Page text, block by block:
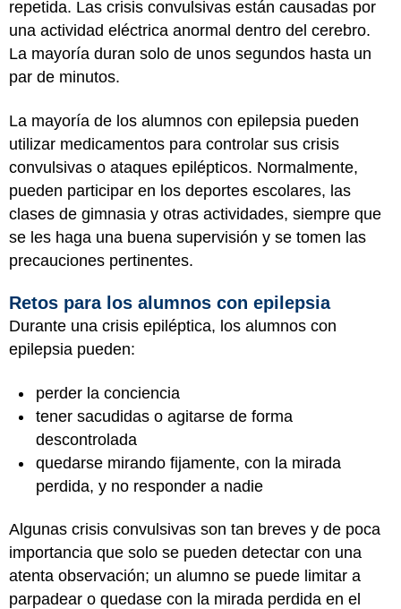
repetida. Las crisis convulsivas están causadas por
una actividad eléctrica anormal dentro del cerebro.
La mayoría duran solo de unos segundos hasta un
par de minutos.
La mayoría de los alumnos con epilepsia pueden
utilizar medicamentos para controlar sus crisis
convulsivas o ataques epilépticos. Normalmente,
pueden participar en los deportes escolares, las
clases de gimnasia y otras actividades, siempre que
se les haga una buena supervisión y se tomen las
precauciones pertinentes.
Retos para los alumnos con epilepsia
Durante una crisis epiléptica, los alumnos con
epilepsia pueden:
perder la conciencia
tener sacudidas o agitarse de forma
descontrolada
quedarse mirando fijamente, con la mirada
perdida, y no responder a nadie
Algunas crisis convulsivas son tan breves y de poca
importancia que solo se pueden detectar con una
atenta observación; un alumno se puede limitar a
parpadear o quedase con la mirada perdida en el